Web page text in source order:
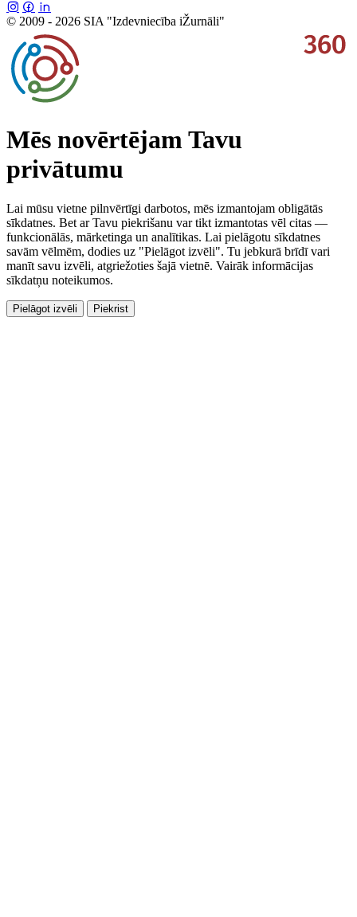
© 2009 - 2026 SIA "Izdevniecība iŽurnāli"
Mēs novērtējam Tavu
privātumu
Lai mūsu vietne pilnvērtīgi darbotos, mēs izmantojam obligātās
sīkdatnes. Bet ar Tavu piekrišanu var tikt izmantotas vēl citas —
funkcionālās, mārketinga un analītikas. Lai pielāgotu sīkdatnes
savām vēlmēm, dodies uz "Pielāgot izvēli". Tu jebkurā brīdī vari
manīt savu izvēli, atgriežoties šajā vietnē. Vairāk informācijas
sīkdatņu noteikumos.
Pielāgot izvēli Piekrist